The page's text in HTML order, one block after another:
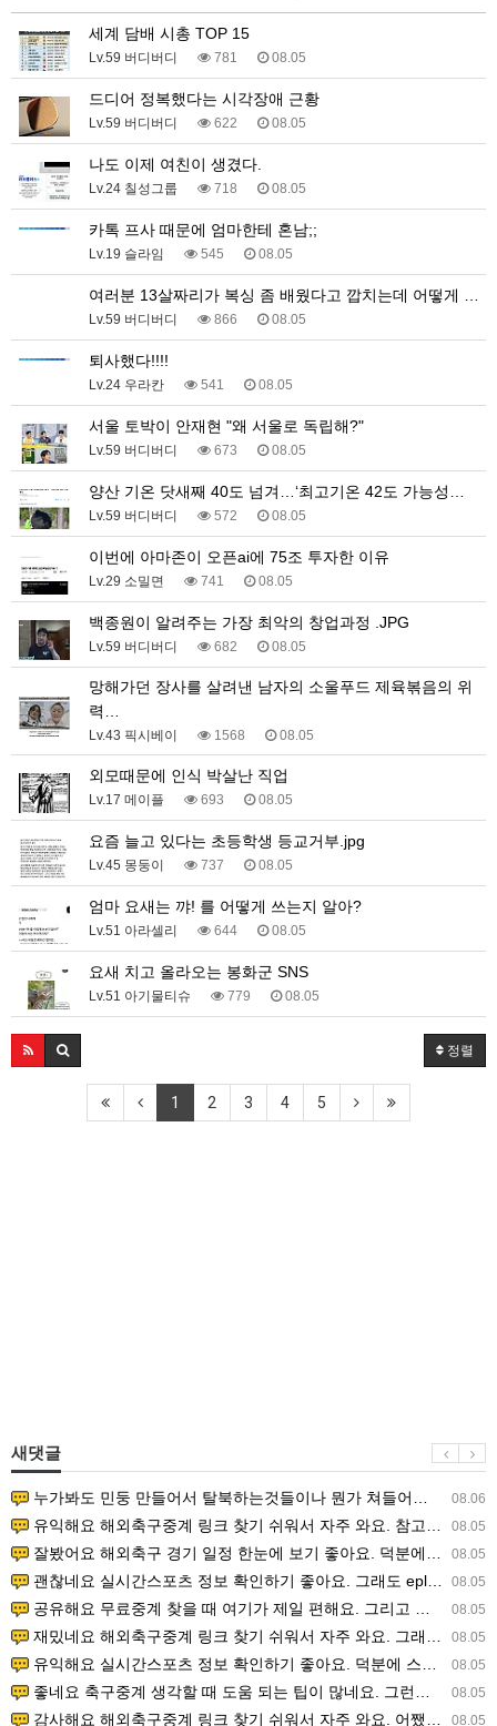
세계 담배 시총 TOP 15
Lv.59 버디버디 781 08.05
드디어 정복했다는 시각장애 근황
Lv.59 버디버디 622 08.05
나도 이제 여친이 생겼다.
Lv.24 칠성그룹 718 08.05
카톡 프사 때문에 엄마한테 혼남;;
Lv.19 슬라임 545 08.05
여러분 13살짜리가 복싱 좀 배웠다고 깝치는데 어떻게 …
Lv.59 버디버디 866 08.05
퇴사했다!!!!
Lv.24 우라칸 541 08.05
서울 토박이 안재현 "왜 서울로 독립해?"
Lv.59 버디버디 673 08.05
양산 기온 닷새째 40도 넘겨…‘최고기온 42도 가능성…
Lv.59 버디버디 572 08.05
이번에 아마존이 오픈ai에 75조 투자한 이유
Lv.29 소밀면 741 08.05
백종원이 알려주는 가장 최악의 창업과정 .JPG
Lv.59 버디버디 682 08.05
망해가던 장사를 살려낸 남자의 소울푸드 제육볶음의 위
력…
Lv.43 픽시베이 1568 08.05
외모때문에 인식 박살난 직업
Lv.17 메이플 693 08.05
요즘 늘고 있다는 초등학생 등교거부.jpg
Lv.45 몽둥이 737 08.05
엄마 요새는 꺄! 를 어떻게 쓰는지 알아?
Lv.51 아라셀리 644 08.05
요새 치고 올라오는 봉화군 SNS
Lv.51 아기물티슈 779 08.05
정렬
1 2 3 4 5
새댓글
08.06
누가봐도 민둥 만들어서 탈북하는것들이나 뭔가 쳐들어오는 낌새를 미리 알아차리기 위함이지 저걸 전쟁준비라고 하…
08.05
유익해요 해외축구중계 링크 찾기 쉬워서 자주 와요. 참고로 무료스포츠중계 정보 확인할 때 출처 꼭 체크해요.…
08.05
잘봤어요 해외축구 경기 일정 한눈에 보기 좋아요. 덕분에 epl중계 볼 때 공식 중계 채널 먼저 찾아봐요. …
08.05
괜찮네요 실시간스포츠 정보 확인하기 좋아요. 그래도 epl중계 볼 때 공식 중계 채널 먼저 찾아봐요. 북마크…
08.05
공유해요 무료중계 찾을 때 여기가 제일 편해요. 그리고 무료스포츠중계 정보 확인할 때 출처 꼭 체크해요. 앞…
08.05
재밌네요 해외축구중계 링크 찾기 쉬워서 자주 와요. 그래서 해외축구중계도 정식 서비스로 봐야 안전해요. 다음…
08.05
유익해요 실시간스포츠 정보 확인하기 좋아요. 덕분에 스포츠중계는 합법적인 경로로만 시청하려 해요. 좋은 정보…
08.05
좋네요 축구중계 생각할 때 도움 되는 팁이 많네요. 그런데 해외축구중계도 정식 서비스로 봐야 안전해요. 다음…
08.05
감사해요 해외축구중계 링크 찾기 쉬워서 자주 와요. 어쨌든 축구무료중계도 합법적인 곳에서 봐야 마음 편해요.…